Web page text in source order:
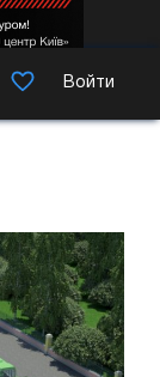
Войти